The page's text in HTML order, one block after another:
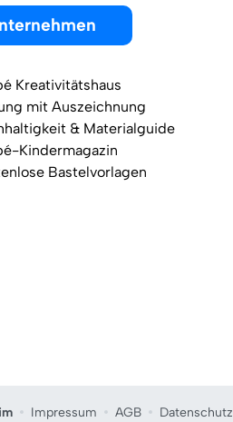
Kreativitätshaus
mit Auszeichnung
& Materialguide
Kindermagazin
Bastelvorlagen
Impressum AGB Datenschutz